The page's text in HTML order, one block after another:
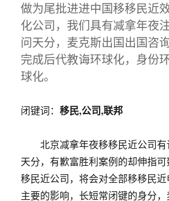
做为尾批进进中国移移民近
化公司，我们具有减拿年夜
问天分，麦克斯出国出国咨
完成后代教诲环球化，身份
球化。
闭键词：移民,公司,联邦
北京减拿年夜移移民近公司有
天分，有歉富胜利案例的却伸指
移民近公司，将会对全部移移民
主要的影响，长短常闭键的身分